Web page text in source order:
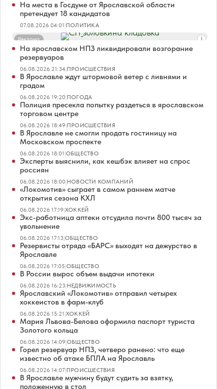
На места в Госдуме от Ярославской области
претендует 18 кандидатов
07.08.2026 04:01|ПОЛИТИКА
Реклама
На ярославском НПЗ ликвидировали возгорание
резервуаров
06.08.2026 21:34|ПРОИСШЕСТВИЯ
В Ярославле ждут штормовой ветер с ливнями и
градом
06.08.2026 19:20|ПОГОДА
Полиция пресекла попытку раздеться в ярославском
торговом центре
06.08.2026 18:49|ПРОИСШЕСТВИЯ
В Ярославле не смогли продать гостиницу на
Московском проспекте
06.08.2026 18:01|ОБЩЕСТВО
Эксперты выяснили, как кешбэк влияет на спрос
россиян
06.08.2026 18:00|НОВОСТИ КОМПАНИЙ
«Локомотив» сыграет в самом раннем матче
открытия сезона КХЛ
06.08.2026 17:19|ХОККЕЙ
Экс-работница аптеки отсудила почти 800 тысяч за
увольнение
06.08.2026 17:13|ОБЩЕСТВО
Резервисты отряда «БАРС» выходят на дежурство в
Ярославле
06.08.2026 17:05|ОБЩЕСТВО
В России вырос объем выдачи ипотеки
06.08.2026 16:23|НЕДВИЖИМОСТЬ
Ярославский «Локомотив» отправил четырех
хоккеистов в фарм-клуб
06.08.2026 15:21|ХОККЕЙ
Мария Львова-Белова оформила паспорт туриста
Золотого кольца
06.08.2026 14:09|ОБЩЕСТВО
Горел резервуар НПЗ, четверо ранено: что еще
известно об атаке БПЛА на Ярославль
06.08.2026 14:07|ПРОИСШЕСТВИЯ
В Ярославле мужчину будут судить за взятку,
положенную в стол